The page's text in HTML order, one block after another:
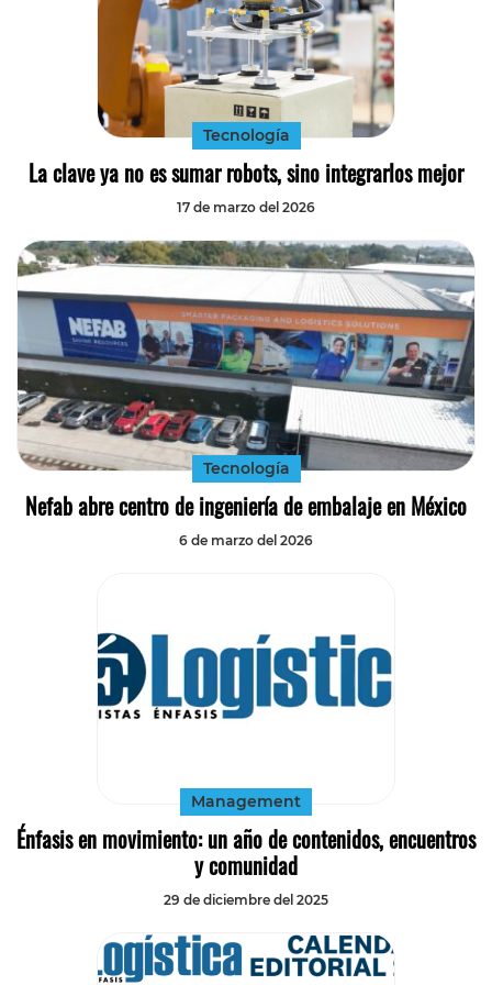
Tecnología
La clave ya no es sumar robots, sino integrarlos mejor
17 de marzo del 2026
Tecnología
Nefab abre centro de ingeniería de embalaje en México
6 de marzo del 2026
Management
Énfasis en movimiento: un año de contenidos, encuentros
y comunidad
29 de diciembre del 2025